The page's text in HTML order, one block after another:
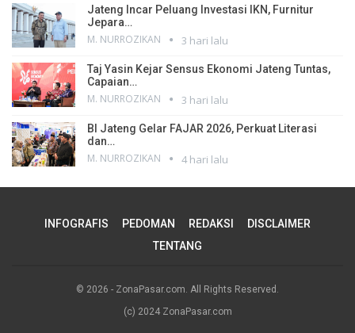
Jateng Incar Peluang Investasi IKN, Furnitur
Jepara…
M. NURROZIKAN 3 hari lalu
Taj Yasin Kejar Sensus Ekonomi Jateng Tuntas,
Capaian…
M. NURROZIKAN 3 hari lalu
BI Jateng Gelar FAJAR 2026, Perkuat Literasi
dan…
M. NURROZIKAN 4 hari lalu
INFOGRAFIS PEDOMAN REDAKSI
DISCLAIMER
TENTANG
© 2026 - ZonaPasar.com. All Rights Reserved.
(c) 2024 ZonaPasar.com